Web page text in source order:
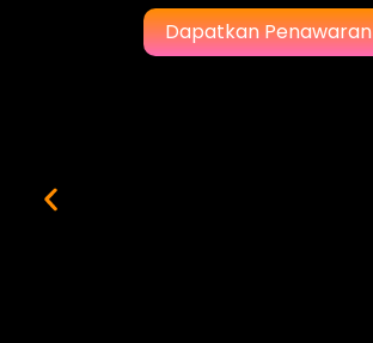
Dapatkan Penawaran